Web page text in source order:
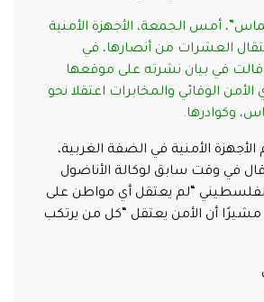
أمس الجمعة، الأجهزة الأمنية
العشرات من أنصارها، في
في بيان نشرته على موقعها
الوقائي والمخابرات اعتقلا نحو
الأمنية في الضفة الغربية،
في وقت سابق لوكالة الأناضول
الفلسطيني “لم يعتقل أي مواطن على
أن الأمن يعتقل “كل من يرتكب